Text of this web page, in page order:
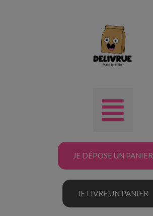
JE DÉPOSE UN PANIER
JE LIVRE UN PANIER